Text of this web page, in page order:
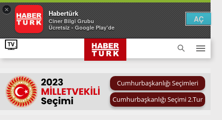
× Habertürk
Ciner Bilgi Grubu
Ücretsiz - Google Play'de
AÇ
Cumhurbaşkanlığı Seçimleri
Cumhurbaşkanlığı Seçimi 2.Tur